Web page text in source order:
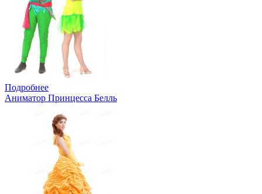
Подробнее
Аниматор Принцесса Белль